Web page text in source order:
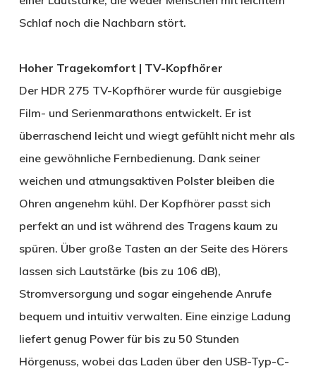
Schlaf noch die Nachbarn stört.
Hoher Tragekomfort | TV-Kopfhörer
Der HDR 275 TV-Kopfhörer wurde für ausgiebige
Film- und Serienmarathons entwickelt. Er ist
überraschend leicht und wiegt gefühlt nicht mehr als
eine gewöhnliche Fernbedienung. Dank seiner
weichen und atmungsaktiven Polster bleiben die
Ohren angenehm kühl. Der Kopfhörer passt sich
perfekt an und ist während des Tragens kaum zu
spüren. Über große Tasten an der Seite des Hörers
lassen sich Lautstärke (bis zu 106 dB),
Stromversorgung und sogar eingehende Anrufe
bequem und intuitiv verwalten. Eine einzige Ladung
liefert genug Power für bis zu 50 Stunden
Hörgenuss, wobei das Laden über den USB-Typ-C-